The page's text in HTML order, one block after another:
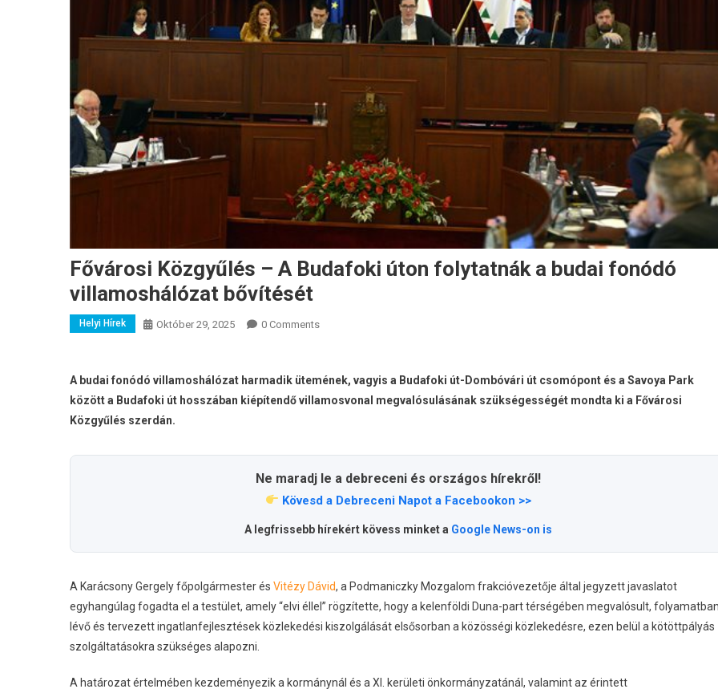
Fővárosi Közgyűlés – A Budafoki úton folytatnák a budai fonódó
villamoshálózat bővítését
Helyi Hírek Október 29, 2025 0 Comments
A budai fonódó villamoshálózat harmadik ütemének, vagyis a Budafoki út-Dombóvári út csomópont és a Savoya Park
között a Budafoki út hosszában kiépítendő villamosvonal megvalósulásának szükségességét mondta ki a Fővárosi
Közgyűlés szerdán.
Ne maradj le a debreceni és országos hírekről!
Kövesd a Debreceni Napot a Facebookon >>
A legfrissebb hírekért kövess minket a Google News-on is
A Karácsony Gergely főpolgármester és Vitézy Dávid, a Podmaniczky Mozgalom frakcióvezetője által jegyzett javaslatot
egyhangúlag fogadta el a testület, amely “elvi éllel” rögzítette, hogy a kelenföldi Duna-part térségében megvalósult,
lévő és tervezett ingatlanfejlesztések közlekedési kiszolgálását elsősorban a közösségi közlekedésre, ezen belül a kötöttpályás
szolgáltatásokra szükséges alapozni.
A határozat értelmében kezdeményezik a kormánynál és a XI. kerületi önkormányzatánál, valamint az érintett